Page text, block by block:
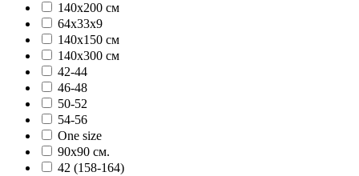
140х200 см
64х33х9
140х150 см
140х300 см
42-44
46-48
50-52
54-56
One size
90х90 см.
42 (158-164)